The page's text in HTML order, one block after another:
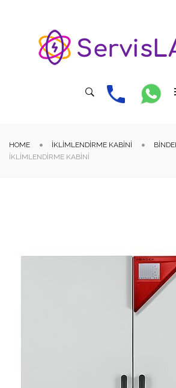
HOME İKLIMLENDIRME KABINI
İKLIMLENDIRME KABINI